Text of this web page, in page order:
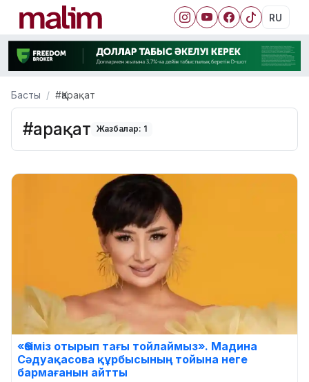
RU
Басты #Қарақат
#Қарақат Жазбалар: 1
«Өзіміз отырып тағы тойлаймыз». Мадина
Сәдуақасова құрбысының тойына неге
бармағанын айтты